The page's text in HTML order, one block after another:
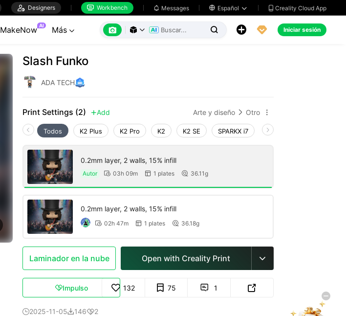
 Designers  Workbench  Messages  Español   Creality Cloud App
MakeNow AI Más        Iniciar sesión
Slash Funko
ADA TECH
Print Settings (2) Add Arte y diseño  Otro 
Todos K2 Plus K2 Pro K2 K2 SE SPARKX i7 Creality Hi
0.2mm layer, 2 walls, 15% infill
Autor  03h 09m  1 plates  36.11g
0.2mm layer, 2 walls, 15% infill
 02h 47m  1 plates  36.18g
Laminador en la nube Open with Creality Print 
Impulso 132 75  1 
2025-11-051462